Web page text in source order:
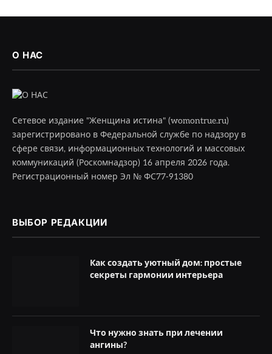
О НАС
Сетевое издание "Женщина истина" (womontrue.ru)
зарегистрировано в Федеральной службе по надзору в
сфере связи, информационных технологий и массовых
коммуникаций (Роскомнадзор) 16 апреля 2026 года.
Регистрационный номер Эл № ФС77-91380
ВЫБОР РЕДАКЦИИ
Как создать уютный дом: простые
секреты гармонии интерьера
Что нужно знать при лечении
ангины?